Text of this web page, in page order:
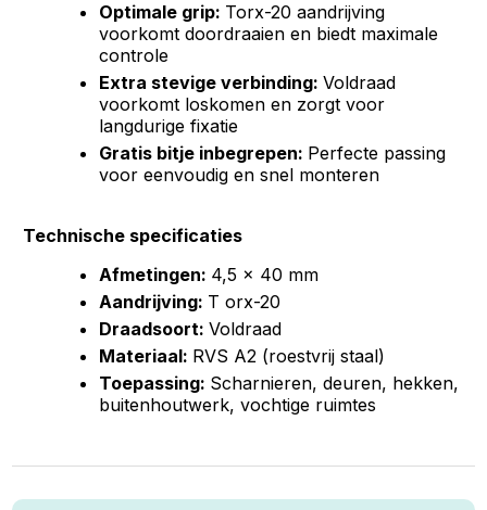
Optimale grip: Torx-20 aandrijving
voorkomt doordraaien en biedt maximale
controle
Extra stevige verbinding:Voldraad
voorkomt loskomen en zorgt voor
langdurige fixatie
Gratis bitje inbegrepen: Perfecte passing
voor eenvoudig en snel monteren
Technische specificaties
Afmetingen: 4,5 x 40 mm
Aandrijving: T orx-20
Draadsoort:Voldraad
Materiaal: RVS A2 (roestvrij staal)
Toepassing: Scharnieren, deuren, hekken,
buitenhoutwerk, vochtige ruimtes